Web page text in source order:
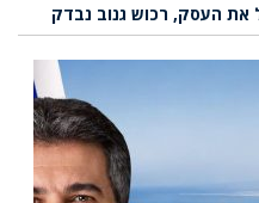
את העסק, רכוש גנוב נבדק